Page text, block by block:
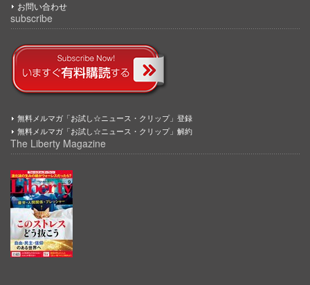
お問い合わせ
subscribe
無料メルマガ「お試し☆ニュース・クリップ」登録
無料メルマガ「お試し☆ニュース・クリップ」解約
The Liberty Magazine